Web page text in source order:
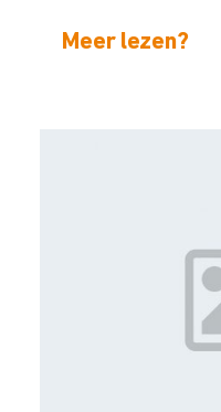
Meer lezen?